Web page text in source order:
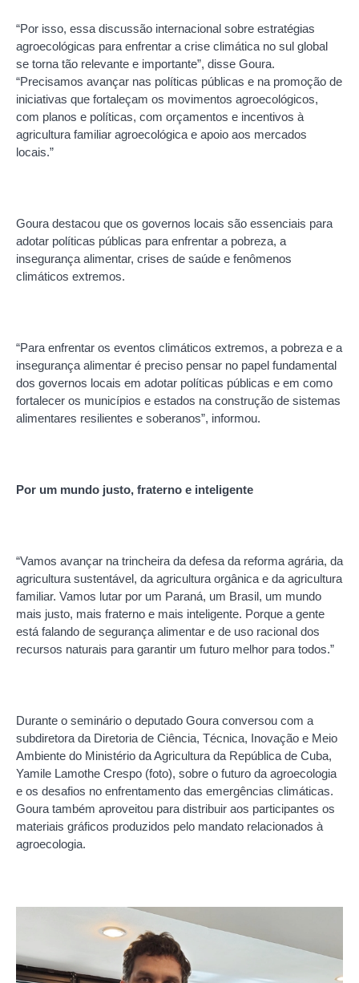
“Por isso, essa discussão internacional sobre estratégias
agroecológicas para enfrentar a crise climática no sul global
se torna tão relevante e importante”, disse Goura.
“Precisamos avançar nas políticas públicas e na promoção de
iniciativas que fortaleçam os movimentos agroecológicos,
com planos e políticas, com orçamentos e incentivos à
agricultura familiar agroecológica e apoio aos mercados
locais.”
Goura destacou que os governos locais são essenciais para
adotar políticas públicas para enfrentar a pobreza, a
insegurança alimentar, crises de saúde e fenômenos
climáticos extremos.
“Para enfrentar os eventos climáticos extremos, a pobreza e a
insegurança alimentar é preciso pensar no papel fundamental
dos governos locais em adotar políticas públicas e em como
fortalecer os municípios e estados na construção de sistemas
alimentares resilientes e soberanos”, informou.
Por um mundo justo, fraterno e inteligente
“Vamos avançar na trincheira da defesa da reforma agrária, da
agricultura sustentável, da agricultura orgânica e da agricultura
familiar. Vamos lutar por um Paraná, um Brasil, um mundo
mais justo, mais fraterno e mais inteligente. Porque a gente
está falando de segurança alimentar e de uso racional dos
recursos naturais para garantir um futuro melhor para todos.”
Durante o seminário o deputado Goura conversou com a
subdiretora da Diretoria de Ciência, Técnica, Inovação e Meio
Ambiente do Ministério da Agricultura da República de Cuba,
Yamile Lamothe Crespo (foto), sobre o futuro da agroecologia
e os desafios no enfrentamento das emergências climáticas.
Goura também aproveitou para distribuir aos participantes os
materiais gráficos produzidos pelo mandato relacionados à
agroecologia.